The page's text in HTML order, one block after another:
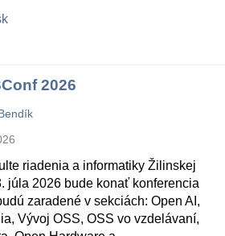
2026
riadenia a informatiky Žilinskej
júla 2026 bude konať konferencia
zaradené v sekciách: Open AI,
Vývoj OSS, OSS vo vzdelávaní,